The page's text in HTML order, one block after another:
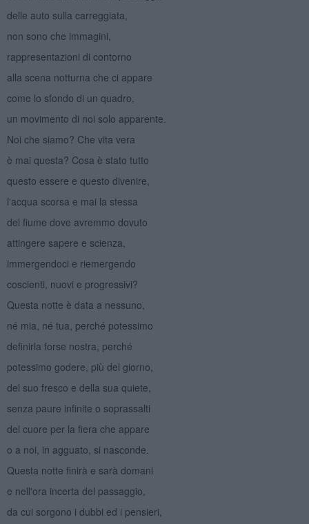
delle auto sulla carreggiata,
non sono che immagini,
rappresentazioni di contorno
alla scena notturna che ci appare
come lo sfondo di un quadro,
un movimento di noi solo apparente.
Noi che siamo? Che vita vera
è mai questa? Cosa è stato tutto
questo essere e questo divenire,
l'acqua scorsa e mai la stessa
del fiume dove avremmo dovuto
attingere sapere e scienza,
immergendoci e riemergendo
coscienti, nuovi e progressivi?
Questa notte è data a nessuno,
né mia, né tua, perché potessimo
definirla forse nostra, perché
potessimo godere, più del giorno,
del suo fresco e della sua quiete,
senza paure infinite o soprassalti
del cuore per la fiera che appare
o a noi, in agguato, si nasconde.
Questa notte finirà e sarà domani
e nell'ora incerta del passaggio,
da cui sorgono i dubbi ed i pensieri,